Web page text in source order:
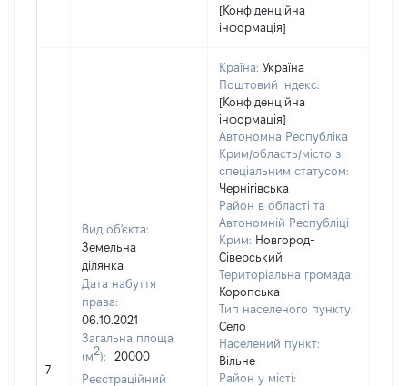
[Конфіденційна
інформація]
7
Вид об'єкта:
Земельна
ділянка
Дата набуття
права:
06.10.2021
Загальна площа
(м2):
20000
Реєстраційний
Країна: Україна
Поштовий індекс:
[Конфіденційна
інформація]
Автономна Республіка
Крим/область/місто зі
спеціальним статусом:
Чернігівська
Район в області та
Автономній Республіці
Крим: Новгород-
Сіверський
Територіальна громада:
Коропська
Тип населеного пункту:
Село
Населений пункт:
Вільне
Район у місті: